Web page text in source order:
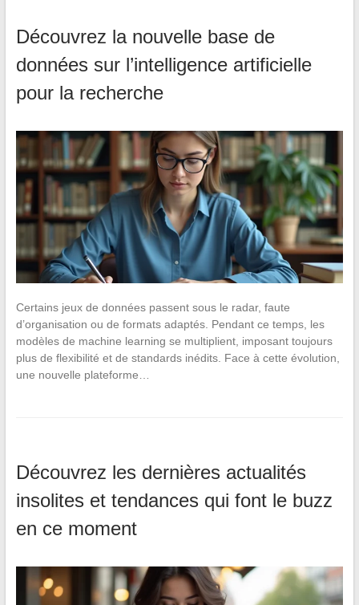
Découvrez la nouvelle base de
données sur l’intelligence artificielle
pour la recherche
Certains jeux de données passent sous le radar, faute
d’organisation ou de formats adaptés. Pendant ce temps, les
modèles de machine learning se multiplient, imposant toujours
plus de flexibilité et de standards inédits. Face à cette évolution,
une nouvelle plateforme…
Découvrez les dernières actualités
insolites et tendances qui font le buzz
en ce moment